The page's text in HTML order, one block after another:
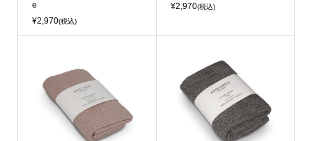
e
¥2,970(税込)
¥2,970(税込)